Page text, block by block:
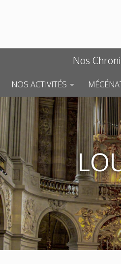
Nos
NOS ACTIVITÉS